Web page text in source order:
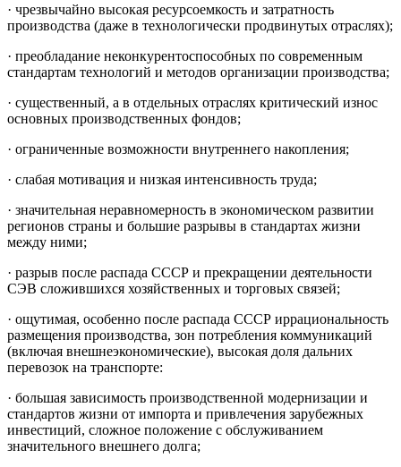
· чрезвычайно высокая ресурсоемкость и затратность
производ­ства (даже в технологически продвинутых отраслях);
· преобладание неконкурентоспособных по современным
стан­дартам технологий и методов организации производства;
· существенный, а в отдельных отраслях критический износ
ос­новных производственных фондов;
· ограниченные возможности внутреннего накопления;
· слабая мотивация и низкая интенсивность труда;
· значительная неравномерность в экономическом развитии
ре­гионов страны и большие разрывы в стандартах жизни
между ними;
· разрыв после распада СССР и прекращении деятельности
СЭВ сложившихся хозяйственных и торговых связей;
· ощутимая, особенно после распада СССР иррациональность
размещения производства, зон потребления коммуникаций
(включая внешнеэкономические), высокая доля дальних
перевозок на транспорте:
· большая зависимость производственной модернизации и
стан­дартов жизни от импорта и привлечения зарубежных
инвестиций, слож­ное положение с обслуживанием
значительного внешнего долга;